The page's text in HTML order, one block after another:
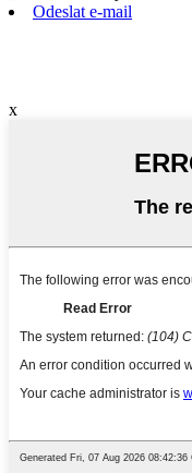
Odeslat e-mail
x